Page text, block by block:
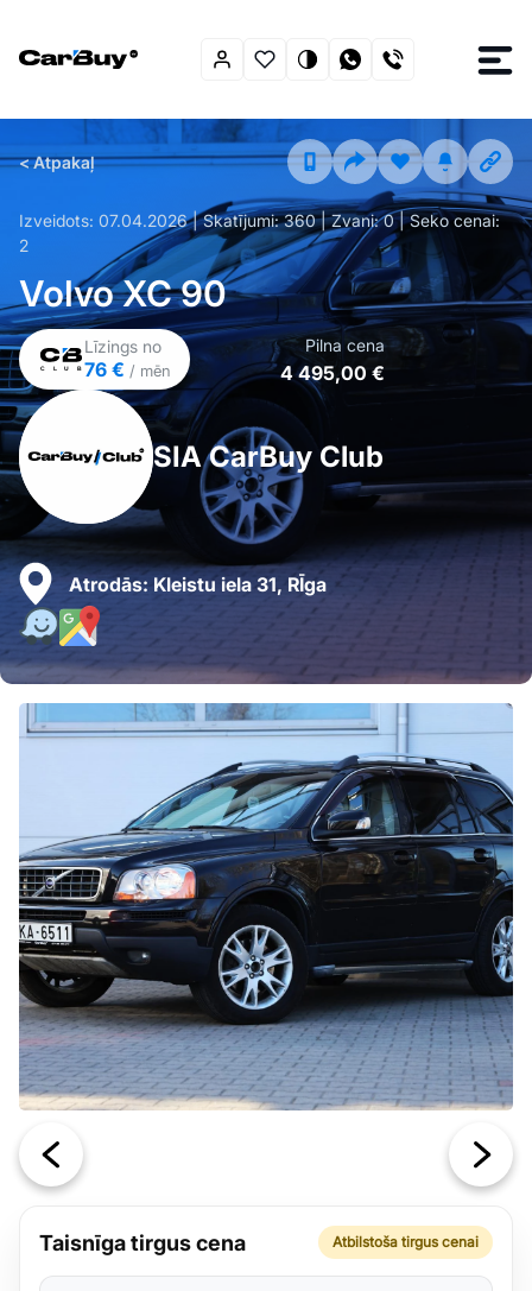
< Atpakaļ
Izveidots: 07.04.2026| Skatījumi:360| Zvani:0| Seko cenai:
2
Volvo XC 90
Līzings no
76 € / mēn
Pilna cena
4 495,00 €
SIA CarBuy Club
Atrodās: Kleistu iela 31, RĪga
Taisnīga tirgus cena Atbilstoša tirgus cenai